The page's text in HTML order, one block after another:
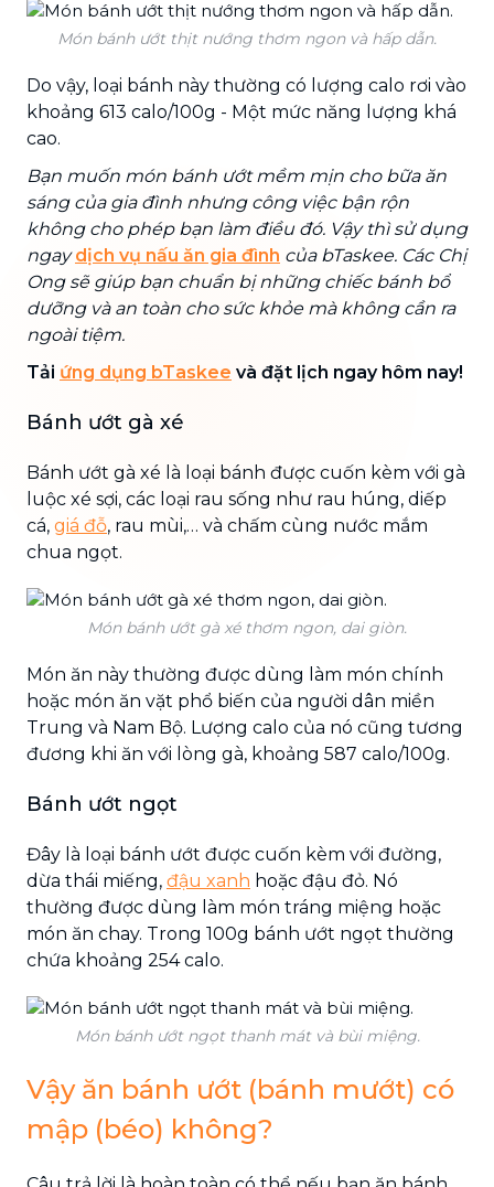
Món bánh ướt thịt nướng thơm ngon và hấp dẫn.
Do vậy, loại bánh này thường có lượng calo rơi vào
khoảng 613 calo/100g - Một mức năng lượng khá
cao.
Bạn muốn món bánh ướt mềm mịn cho bữa ăn
sáng của gia đình nhưng công việc bận rộn
không cho phép bạn làm điều đó. Vậy thì sử dụng
ngaydịch vụ nấu ăn gia đình của bTaskee. Các Chị
Ong sẽ giúp bạn chuẩn bị những chiếc bánh bổ
dưỡng và an toàn cho sức khỏe mà không cần ra
ngoài tiệm.
Tải ứng dụng bTaskee và đặt lịch ngay hôm nay!
Bánh ướt gà xé
Bánh ướt gà xé là loại bánh được cuốn kèm với gà
luộc xé sợi, các loại rau sống như rau húng, diếp
cá, giá đỗ, rau mùi,… và chấm cùng nước mắm
chua ngọt.
Món bánh ướt gà xé thơm ngon, dai giòn.
Món ăn này thường được dùng làm món chính
hoặc món ăn vặt phổ biến của người dân miền
Trung và Nam Bộ. Lượng calo của nó cũng tương
đương khi ăn với lòng gà, khoảng 587 calo/100g.
Bánh ướt ngọt
Đây là loại bánh ướt được cuốn kèm với đường,
dừa thái miếng, đậu xanh hoặc đậu đỏ. Nó
thường được dùng làm món tráng miệng hoặc
món ăn chay. Trong 100g bánh ướt ngọt thường
chứa khoảng 254 calo.
Món bánh ướt ngọt thanh mát và bùi miệng.
Vậy ăn bánh ướt (bánh mướt) có
mập (béo) không?